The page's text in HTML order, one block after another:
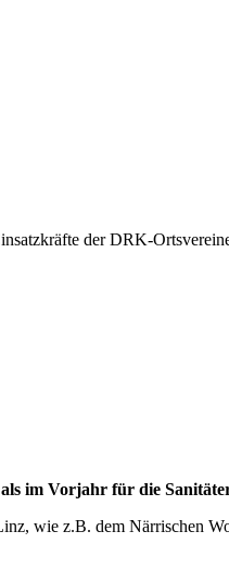
der DRK-
im Vorjahr für die
wie z.B. dem Närrischen